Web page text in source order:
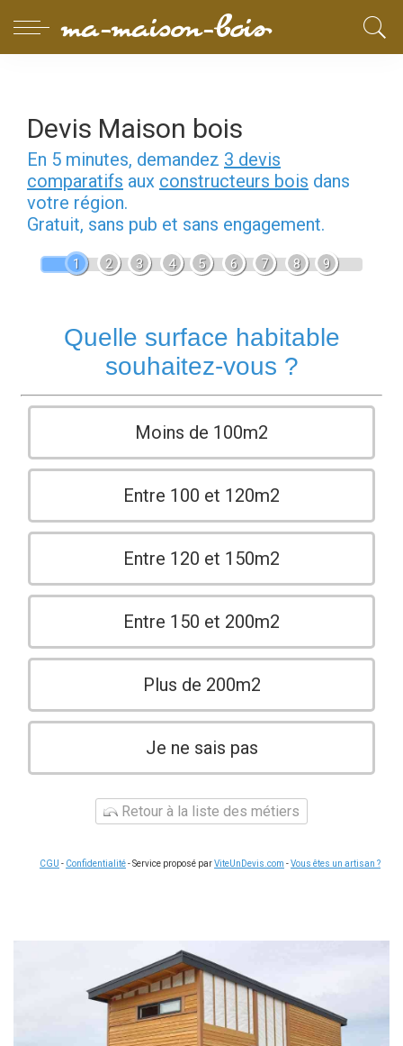
Devis Maison bois
En 5 minutes, demandez 3 devis
comparatifs aux constructeurs bois dans
votre région.
Gratuit, sans pub et sans engagement.
1 2 3 4 5 6 7 8 9
Quelle surface habitable
souhaitez-vous ?
Moins de 100m2
Entre 100 et 120m2
Entre 120 et 150m2
Entre 150 et 200m2
Plus de 200m2
Je ne sais pas
Retour à la liste des métiers
CGU - Confidentialité- Service proposé parViteUnDevis.com -Vous êtes un artisan ?